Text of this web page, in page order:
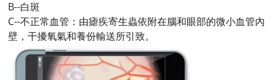
B--白斑
C--不正常血管：由瘧疾寄生蟲依附在腦和眼部的微小血管內
壁，干擾氧氣和養份輸送所引致。